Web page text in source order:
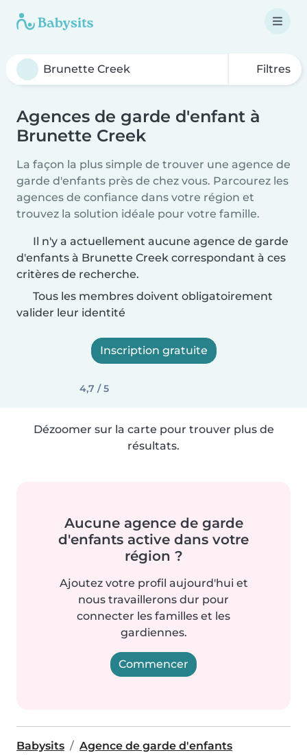
Filtres
Agences de garde d'enfant à
Brunette Creek
La façon la plus simple de trouver une agence de
garde d'enfants près de chez vous. Parcourez les
agences de confiance dans votre région et
trouvez la solution idéale pour votre famille.
Il n'y a actuellement aucune agence de garde
d'enfants à Brunette Creek correspondant à ces
critères de recherche.
Tous les membres doivent obligatoirement
valider leur identité
Inscription gratuite
4,7 / 5
Dézoomer sur la carte pour trouver plus de
résultats.
Aucune agence de garde
d'enfants active dans votre
région ?
Ajoutez votre profil aujourd'hui et
nous travaillerons dur pour
connecter les familles et les
gardiennes.
Commencer
Babysits
Agence de garde d'enfants